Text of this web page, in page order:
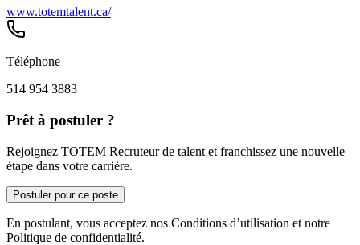
www.totemtalent.ca/
Téléphone
514 954 3883
Prêt à postuler ?
Rejoignez TOTEM Recruteur de talent et franchissez une nouvelle
étape dans votre carrière.
Postuler pour ce poste
En postulant, vous acceptez nos Conditions d’utilisation et notre
Politique de confidentialité.